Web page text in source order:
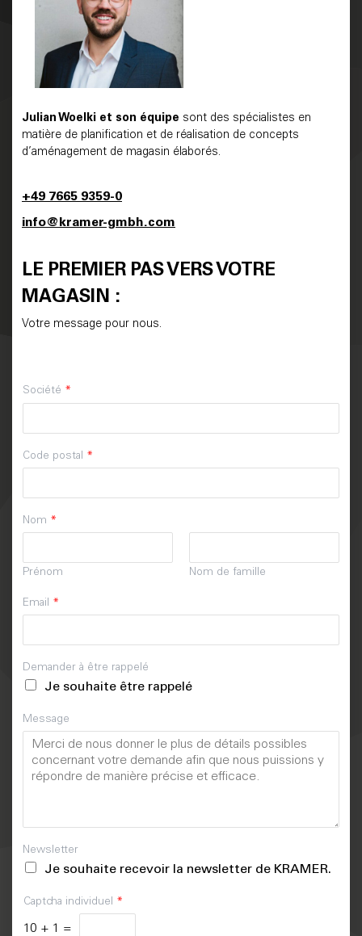
LE PREMIER PAS VERS VOTRE
MAGASIN :
Votre message pour nous.
Société *
Code postal *
Nom *
Prénom Nom de famille
Email *
Demander à être rappelé
Je souhaite être rappelé
Message
Newsletter
Je souhaite recevoir la newsletter de KRAMER.
Captcha individuel *
10 + 1 =
Julian Woelki et son équipe sont des spécialistes en
matière de planification et de réalisation de concepts
d’aménagement de magasin élaborés.
+49 7665 9359-0
info@kramer-gmbh.com